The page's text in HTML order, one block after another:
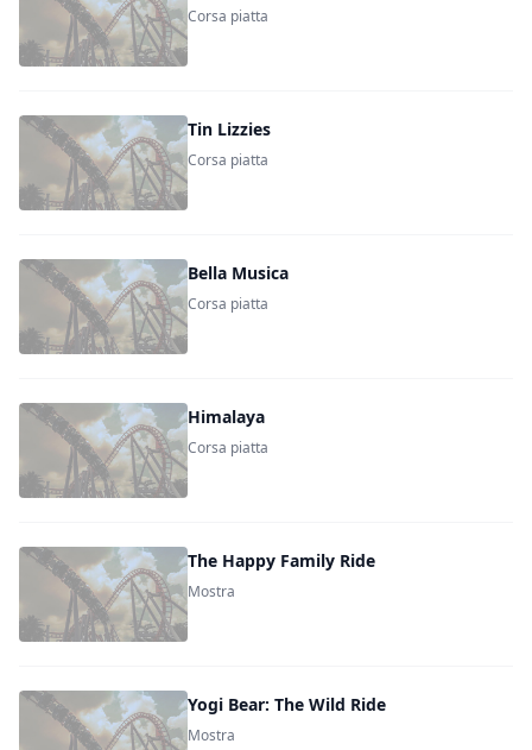
Corsa piatta
Tin Lizzies
Corsa piatta
Bella Musica
Corsa piatta
Himalaya
Corsa piatta
The Happy Family Ride
Mostra
Yogi Bear: The Wild Ride
Mostra